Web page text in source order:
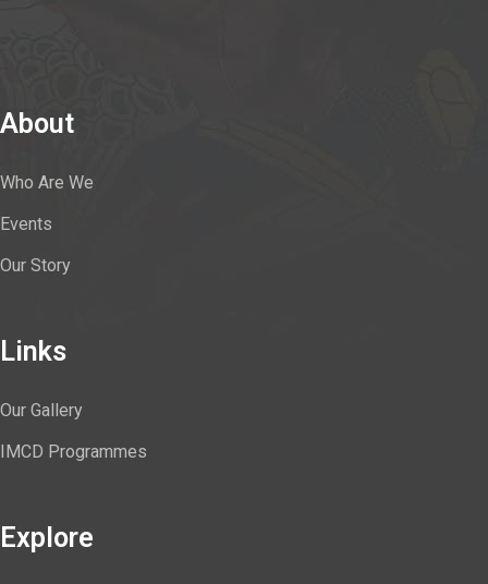
About
Who Are We
Events
Our Story
Links
Our Gallery
IMCD Programmes
Explore